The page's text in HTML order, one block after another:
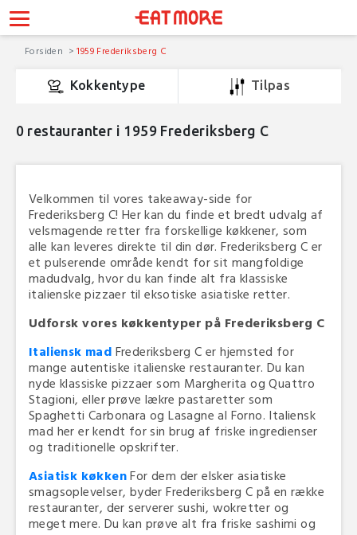
Forsiden 1959 Frederiksberg C
Kokkentype Tilpas
0 restauranter i 1959 Frederiksberg C
Velkommen til vores takeaway-side for
Frederiksberg C! Her kan du finde et bredt udvalg af
velsmagende retter fra forskellige køkkener, som
alle kan leveres direkte til din dør. Frederiksberg C er
et pulserende område kendt for sit mangfoldige
madudvalg, hvor du kan finde alt fra klassiske
italienske pizzaer til eksotiske asiatiske retter.
Udforsk vores køkkentyper på Frederiksberg C
Italiensk mad Frederiksberg C er hjemsted for
mange autentiske italienske restauranter. Du kan
nyde klassiske pizzaer som Margherita og Quattro
Stagioni, eller prøve lækre pastaretter som
Spaghetti Carbonara og Lasagne al Forno. Italiensk
mad her er kendt for sin brug af friske ingredienser
og traditionelle opskrifter.
Asiatisk køkkenFor dem der elsker asiatiske
smagsoplevelser, byder Frederiksberg C på en række
restauranter, der serverer sushi, wokretter og
meget mere. Du kan prøve alt fra friske sashimi og